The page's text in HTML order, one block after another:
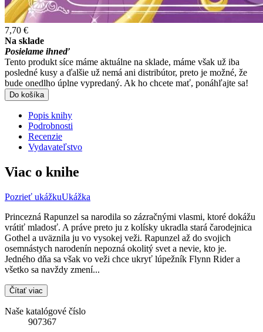
7,70 €
Na sklade
Posielame ihneď
Tento produkt síce máme aktuálne na sklade, máme však už iba
posledné kusy a ďalšie už nemá ani distribútor, preto je možné, že
bude onedlho úplne vypredaný. Ak ho chcete mať, ponáhľajte sa!
Do košíka
Popis knihy
Podrobnosti
Recenzie
Vydavateľstvo
Viac o knihe
Pozrieť ukážkuUkážka
Princezná Rapunzel sa narodila so zázračnými vlasmi, ktoré dokážu
vrátiť mladosť. A práve preto ju z kolísky ukradla stará čarodejnica
Gothel a uväznila ju vo vysokej veži. Rapunzel až do svojich
osemnástych narodenín nepozná okolitý svet a nevie, kto je.
Jedného dňa sa však vo veži chce ukryť lúpežník Flynn Rider a
všetko sa navždy zmení...
Čítať viac
Naše katalógové číslo
907367